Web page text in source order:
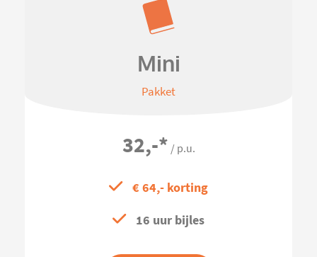
Mini
Pakket
32,-* / p.u.
€ 64,- korting
16 uur bijles